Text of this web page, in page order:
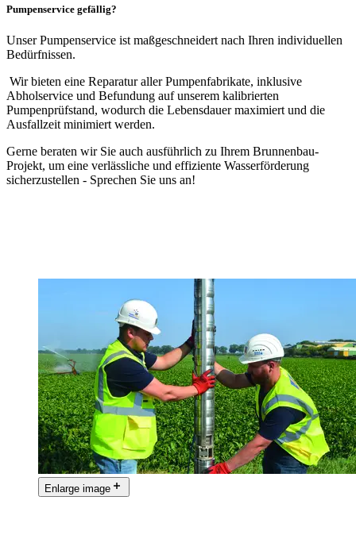
Pumpenservice gefällig?
Unser Pumpenservice ist maßgeschneidert nach Ihren individuellen
Bedürfnissen.
Wir bieten eine Reparatur aller Pumpenfabrikate, inklusive
Abholservice und Befundung auf unserem kalibrierten
Pumpenprüfstand, wodurch die Lebensdauer maximiert und die
Ausfallzeit minimiert werden.
Gerne beraten wir Sie auch ausführlich zu Ihrem Brunnenbau-
Projekt, um eine verlässliche und effiziente Wasserförderung
sicherzustellen - Sprechen Sie uns an!
Enlarge image